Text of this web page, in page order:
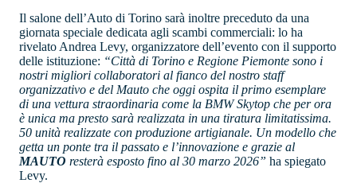
Il salone dell’Auto di Torino sarà inoltre preceduto da una
giornata speciale dedicata agli scambi commerciali: lo ha
rivelato Andrea Levy, organizzatore dell’evento con il supporto
delle istituzione: “Città di Torino e Regione Piemonte sono i
nostri migliori collaboratori al fianco del nostro staff
organizzativo e del Mauto che oggi ospita il primo esemplare
di una vettura straordinaria come la BMW Skytop che per ora
è unica ma presto sarà realizzata in una tiratura limitatissima.
50 unità realizzate con produzione artigianale. Un modello che
getta un ponte tra il passato e l’innovazione e grazie al
MAUTO resterà esposto fino al 30 marzo 2026” ha spiegato
Levy.